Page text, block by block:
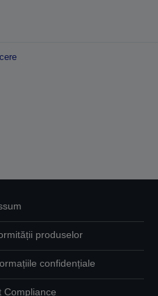
produselor
confidențiale
Compliance